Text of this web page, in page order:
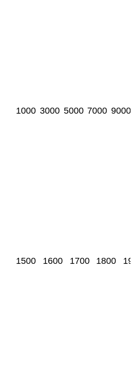
1000 3000 5000 7000 9000
1500 1600 1700 1800